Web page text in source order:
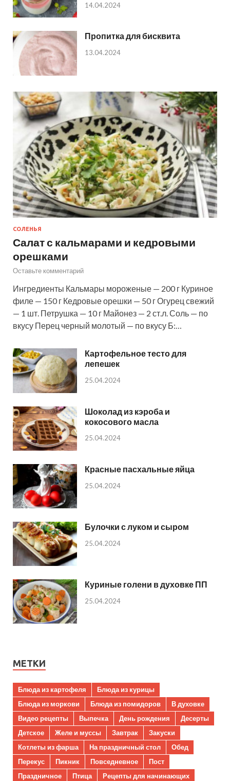
14.04.2024
Пропитка для бисквита
13.04.2024
СОЛЕНЬЯ
Салат с кальмарами и кедровыми
орешками
Оставьте комментарий
Ингредиенты Кальмары мороженые — 200 г Куриное
филе — 150 г Кедровые орешки — 50 г Огурец свежий
— 1 шт. Петрушка — 10 г Майонез — 2 ст.л. Соль — по
вкусу Перец черный молотый — по вкусу Б:…
Картофельное тесто для
лепешек
25.04.2024
Шоколад из кэроба и
кокосового масла
25.04.2024
Красные пасхальные яйца
25.04.2024
Булочки с луком и сыром
25.04.2024
Куриные голени в духовке ПП
25.04.2024
МЕТКИ
Блюда из картофеля
Блюда из курицы
Блюда из моркови
Блюда из помидоров
В духовке
Видео рецепты
Выпечка День рождения
Десерты
Детское
Желе и муссы Завтрак
Закуски
Котлеты из фарша
На праздничный стол
Обед
Перекус
Пикник Повседневное
Пост
Праздничное
Птица
Рецепты для начинающих